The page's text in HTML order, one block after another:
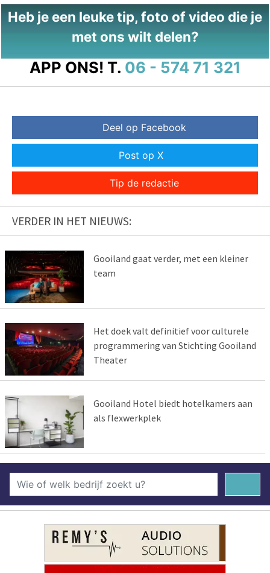
Heb je een leuke tip, foto of video die je
met ons wilt delen?
APP ONS! T. 06 - 574 71 321
Deel op Facebook
Post op X
Tip de redactie
VERDER IN HET NIEUWS:
Gooiland gaat verder, met een kleiner
team
Het doek valt definitief voor culturele
programmering van Stichting Gooiland
Theater
Gooiland Hotel biedt hotelkamers aan
als flexwerkplek